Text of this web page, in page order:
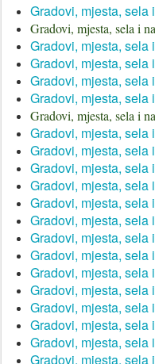
Gradovi, mjesta, sela
Gradovi, mjesta, sela i
Gradovi, mjesta, sela
Gradovi, mjesta, sela
Gradovi, mjesta, sela
Gradovi, mjesta, sela
Gradovi, mjesta, sela i
Gradovi, mjesta, sela
Gradovi, mjesta, sela
Gradovi, mjesta, sela
Gradovi, mjesta, sela
Gradovi, mjesta, sela
Gradovi, mjesta, sela
Gradovi, mjesta, sela
Gradovi, mjesta, sela
Gradovi, mjesta, sela
Gradovi, mjesta, sela
Gradovi, mjesta, sela
Gradovi, mjesta, sela
Gradovi, mjesta, sela
Gradovi, mjesta, sela